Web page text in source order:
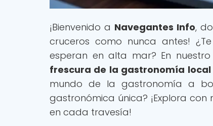
¡Bienvenido a Navegantes Info,
cruceros como nunca antes!
esperan en alta mar? En
frescura de la gastronomía
mundo de la gastronomía a
gastronómica única? ¡Explora
en cada travesía!